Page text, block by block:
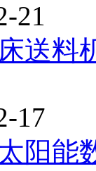
21
送料
17
阳能